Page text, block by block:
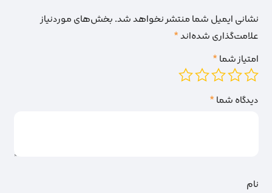
نشانی ایمیل شما منتشر نخواهد شد.بخش‌های موردنیاز
علامت‌گذاری شده‌اند*
امتیاز شما*
دیدگاه شما*
نام